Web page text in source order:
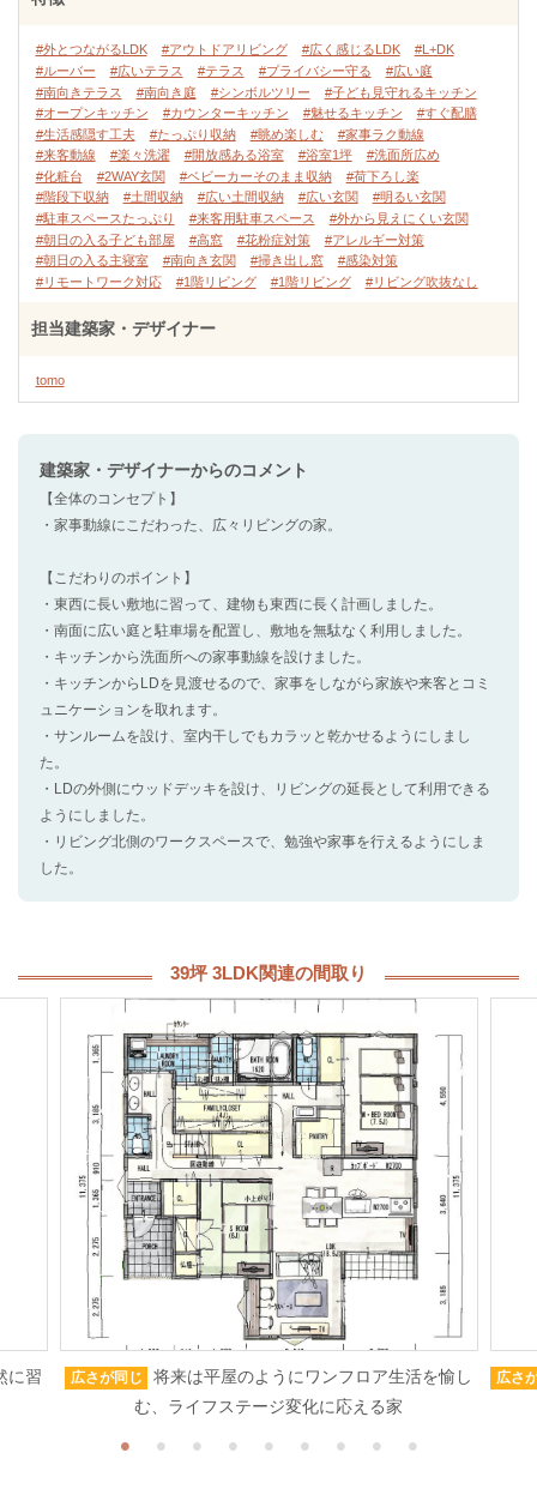
#外とつながるLDK #アウトドアリビング #広く感じるLDK
#L+DK
#ルーバー
#広いテラス #テラス #プライバシー守る
#広い庭
#南向きテラス
#南向き庭 #シンボルツリー
#子ども見守れるキッチン
#オープンキッチン
#カウンターキッチン #魅せるキッチン
#すぐ配膳
#生活感隠す工夫
#たっぷり収納 #眺め楽しむ
#家事ラク動線
#来客動線
#楽々洗濯 #開放感ある浴室 #浴室1坪
#洗面所広め
#化粧台
#2WAY玄関 #ベビーカーそのまま収納
#荷下ろし楽
#階段下収納
#土間収納 #広い土間収納 #広い玄関
#明るい玄関
#駐車スペースたっぷり
#来客用駐車スペース
#外から見えにくい玄関
#朝日の入る子ども部屋
#高窓 #花粉症対策
#アレルギー対策
#朝日の入る主寝室
#南向き玄関 #掃き出し窓
#感染対策
#リモートワーク対応
#1階リビング #1階リビング #リビング吹抜なし
担当建築家・デザイナー
tomo
建築家・デザイナーからのコメント
【全体のコンセプト】
・家事動線にこだわった、広々リビングの家。
【こだわりのポイント】
・東西に長い敷地に習って、建物も東西に長く計画しました。
・南面に広い庭と駐車場を配置し、敷地を無駄なく利用しました。
・キッチンから洗面所への家事動線を設けました。
・キッチンからLDを見渡せるので、家事をしながら家族や来客とコミ
ュニケーションを取れます。
・サンルームを設け、室内干しでもカラッと乾かせるようにしまし
た。
・LDの外側にウッドデッキを設け、リビングの延長として利用できる
ようにしました。
・リビング北側のワークスペースで、勉強や家事を行えるようにしま
した。
39坪 3LDK関連の間取り
に習 広さが同じ
将来は平屋のようにワンフロア生活を愉し
む、ライフステージ変化に応える家
広さ